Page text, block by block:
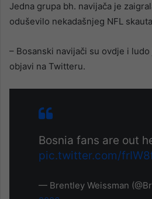
Jedna grupa bh. navijača je
oduševilo nekadašnjeg NFL
– Bosanski navijači su ovdje i
objavi na Twitteru.
Bosnia fans are out
pic.twitter.com/
— Brentley Weissman